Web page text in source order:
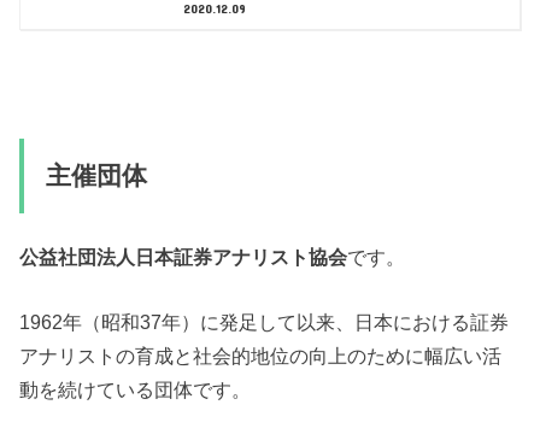
2020.12.09
主催団体
公益社団法人日本証券アナリスト協会です。
1962年（昭和37年）に発足して以来、日本における証券
アナリストの育成と社会的地位の向上のために幅広い活
動を続けている団体です。